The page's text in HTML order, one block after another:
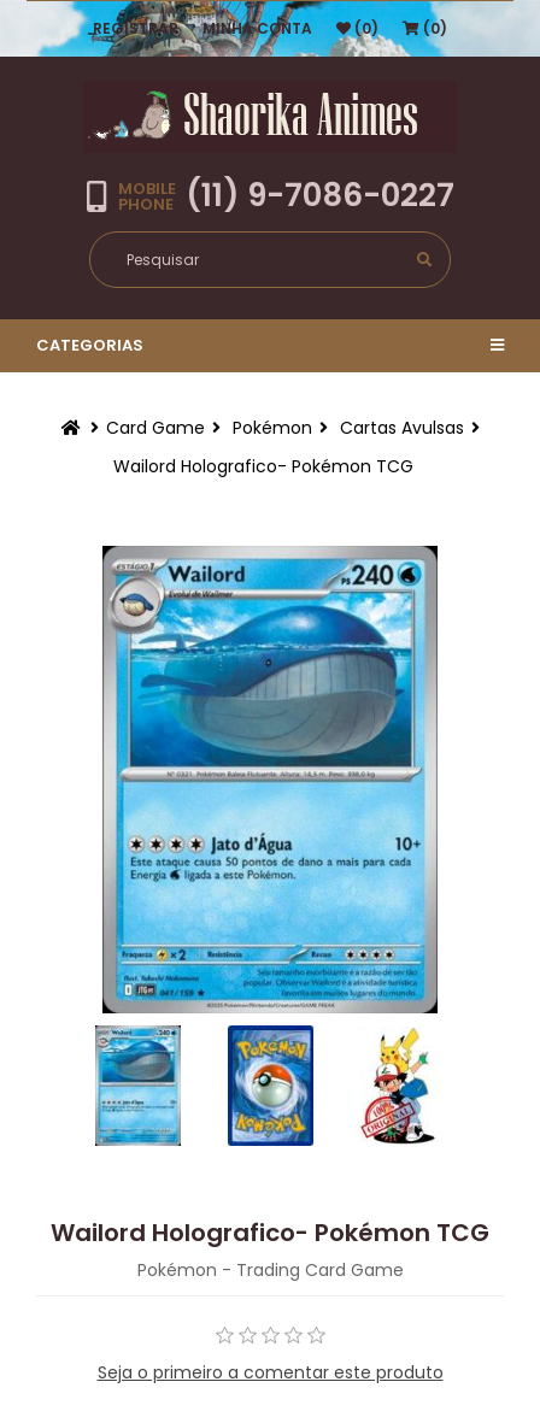
REGISTRAR MINHA CONTA (0) (0)
MOBILE
PHONE (11) 9-7086-0227
CATEGORIAS
Card Game Pokémon
Cartas Avulsas
Wailord Holografico- Pokémon TCG
Wailord Holografico- Pokémon TCG
Pokémon - Trading Card Game
Seja o primeiro a comentar este produto